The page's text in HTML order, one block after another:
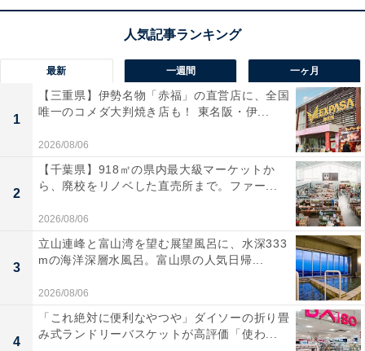
クロールや画面切り替えがスマホのようにサクサク動く
ので、運転中の操作ストレスを感じさせません。ハンド
ルから手を離さず操作できる音声コマンドや、ハイレゾ
音源対応など機能も充実。信頼の日本製なのも心強いで
すね。
ユーザーからは「画質の美しさに驚いた」「とにかく動
きがスムーズ」と高い評価を得ています。一方で、「音
声操作のコマンドを覚えるまでが少し大変」という声
も。車内での映像美にこだわりたい人や、サクサクとし
た操作感を重視する人には、おすすめの商品といえそう
です。
最新 一週間 一ヶ月
1
【三重県】伊勢名物「赤福」の直営店に、全国
唯一のコメダ大判焼き店も！ 東名阪・伊...
2026/08/06
2
【千葉県】918㎡の県内最大級マーケットか
ら、廃校をリノベした直売所まで。ファー...
2026/08/06
3
立山連峰と富山湾を望む展望風呂に、水深333
mの海洋深層水風呂。富山県の人気日帰...
2026/08/06
4
「これ絶対に便利なやつや」ダイソーの折り畳
み式ランドリーバスケットが高評価「使わ...